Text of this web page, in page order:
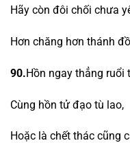
Hãy còn đôi chối chưa
Hơn chăng hơn thánh
90.Hồn ngay thẳng ruổi
Cùng hồn tử đạo tù lao,
Hoặc là chết thác cũng